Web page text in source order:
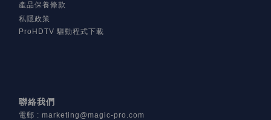
產品保養條款
私隱政策
ProHDTV 驅動程式下載
聯絡我們
電郵 : marketing@magic-pro.com